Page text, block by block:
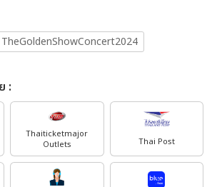
TheGoldenShowConcert2024
:
Thaiticketmajor
Outlets
Thai Post